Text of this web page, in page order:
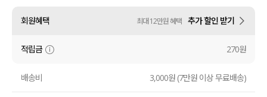
셔츠
원피스
니트
회원혜택 최대 12만원 혜택 추가 할인 받기
적립금 270원
배송비 3,000원 (7만원 이상 무료배송)